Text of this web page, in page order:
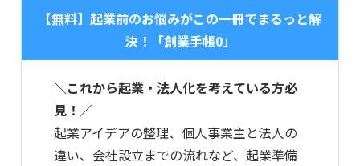
【無料】起業前のお悩みがこの一冊でまるっと解
決！「創業手帳0」
＼これから起業・法人化を考えている方必
見！／
起業アイデアの整理、個人事業主と法人の
違い、会社設立までの流れなど、起業準備